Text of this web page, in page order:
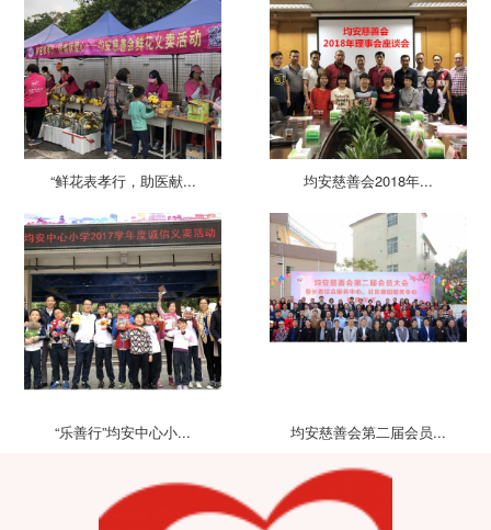
“鲜花表孝行，助医献... 均安慈善会2018年...
“乐善行”均安中心小... 均安慈善会第二届会员...